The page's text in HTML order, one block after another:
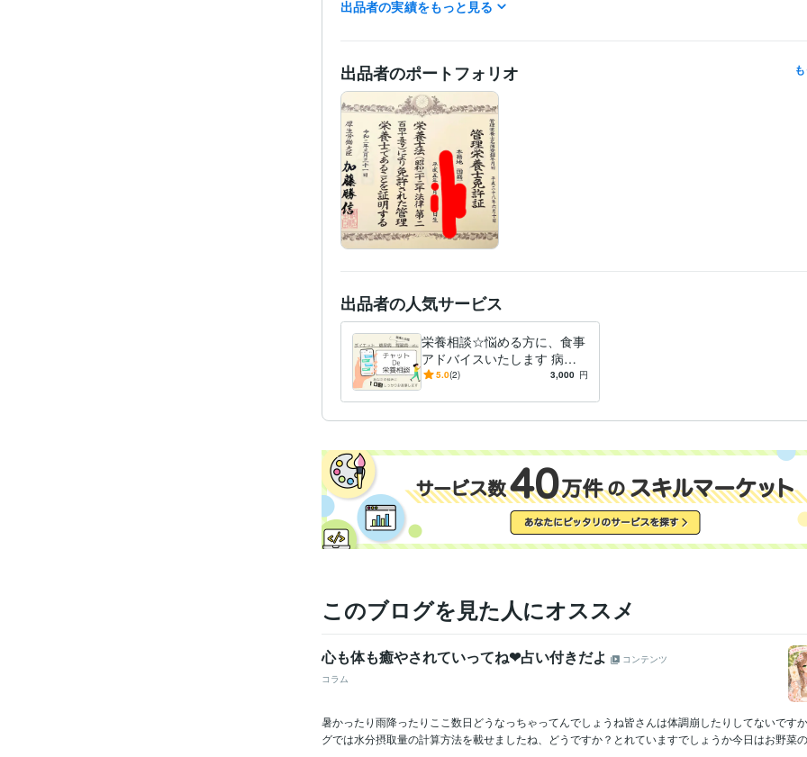
語学力 英語 日常会話レベル
出品者の実績をもっと見る
出品者のポートフォリオ
出品者の人気サービス
栄養相談☆悩める方に、食事
アドバイスいたします 病院
５年→スポーツジム勤務の管
5.0(2) 3,000 円
このブログを見た人にオススメ
心も体も癒やされていってね❤占い付きだよ
コンテンツ
コラム
暑かったり雨降ったりここ数日どうなっちゃってんでしょうね皆さんは体調崩したりしてないです
グでは水分摂取量の計算方法を載せましたね、どうですか？とれていますでしょうか今日はお野菜